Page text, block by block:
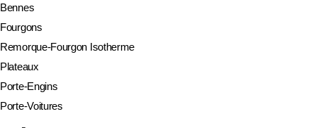
Bennes
Fourgons
Remorque-Fourgon Isotherme
Plateaux
Porte-Engins
Porte-Voitures